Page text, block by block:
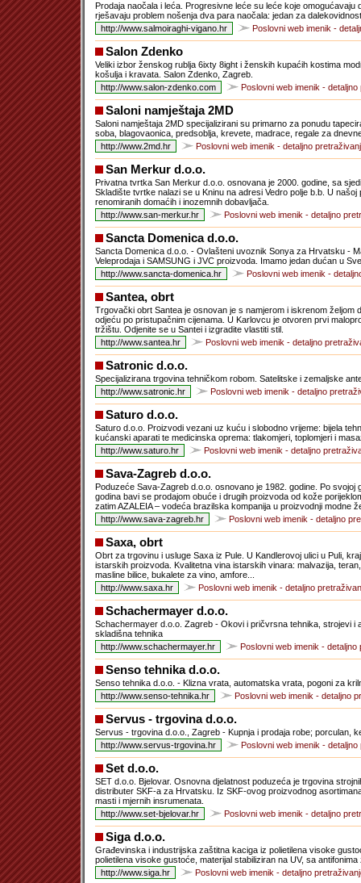
Prodaja naočala i leća. Progresivne leće su leće koje
rješavaju problem nošenja dva para naočala: jedan za
Poslovni web imenik -
Salon Zdenko
Veliki izbor ženskog rublja 6ixty 8ight i ženskih kupaćih kostima
košulja i kravata. Salon Zdenko, Zagreb.
Poslovni web imenik - detaljno
Saloni namještaja 2MD
Saloni namještaja 2MD specijalizirani su primarno za ponudu
soba, blagovaonica, predsoblja, krevete, madrace, regale za
Poslovni web imenik - detaljno
San Merkur d.o.o.
Privatna tvrtka San Merkur d.o.o. osnovana je 2000. godine, sa
Skladište tvrtke nalazi se u Kninu na adresi Vedro polje b.b. U
renomiranih domaćih i inozemnih dobavljača.
Poslovni web imenik - detaljno
Sancta Domenica d.o.o.
Sancta Domenica d.o.o. - Ovlašteni uvoznik Sonya za Hrvatsku -
Veleprodaja i SAMSUNG i JVC proizvoda. Imamo jedan dućan u
Poslovni web imenik -
Santea, obrt
Trgovački obrt Santea je osnovan je s namjerom i iskrenom
odjeću po pristupačnim cijenama. U Karlovcu je otvoren prvi
tržištu. Odjenite se u Santei i izgradite vlastiti stil.
Poslovni web imenik - detaljno
Satronic d.o.o.
Specijalizirana trgovina tehničkom robom. Satelitske i zemaljske
Poslovni web imenik - detaljno
Saturo d.o.o.
Saturo d.o.o. Proizvodi vezani uz kuću i slobodno vrijeme: bijela
kućanski aparati te medicinska oprema: tlakomjeri, toplomjeri i
Poslovni web imenik - detaljno
Sava-Zagreb d.o.o.
Poduzeće Sava-Zagreb d.o.o. osnovano je 1982. godine. Po
godina bavi se prodajom obuće i drugih proizvoda od kože
zatim AZALEIA – vodeća brazilska kompanija u proizvodnji modne
Poslovni web imenik - detaljno
Saxa, obrt
Obrt za trgovinu i usluge Saxa iz Pule. U Kandlerovoj ulici u Puli,
istarskih proizvoda. Kvalitetna vina istarskih vinara: malvazija,
masline bilice, bukalete za vino, amfore...
Poslovni web imenik - detaljno
Schachermayer d.o.o.
Schachermayer d.o.o. Zagreb - Okovi i pričvrsna tehnika, strojevi i
skladišna tehnika
Poslovni web imenik - detaljno
Senso tehnika d.o.o.
Senso tehnika d.o.o. - Klizna vrata, automatska vrata, pogoni za
Poslovni web imenik - detaljno
Servus - trgovina d.o.o.
Servus - trgovina d.o.o., Zagreb - Kupnja i prodaja robe; porculan,
Poslovni web imenik - detaljno
Set d.o.o.
SET d.o.o. Bjelovar. Osnovna djelatnost poduzeća je trgovina
distributer SKF-a za Hrvatsku. Iz SKF-ovog proizvodnog
masti i mjernih insrumenata.
Poslovni web imenik - detaljno
Siga d.o.o.
Građevinska i industrijska zaštitna kaciga iz polietilena visoke
polietilena visoke gustoće, materijal stabiliziran na UV, sa
Poslovni web imenik - detaljno